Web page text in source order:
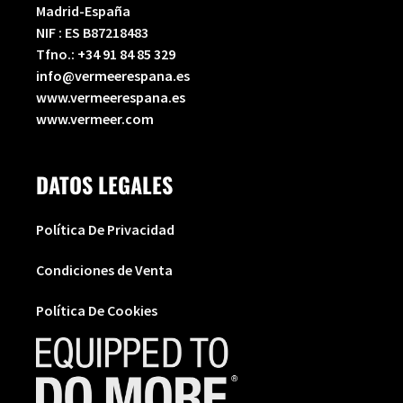
Madrid-España
NIF : ES B87218483
Tfno.: +34 91 84 85 329
info@vermeerespana.es
www.vermeerespana.es
www.vermeer.com
DATOS LEGALES
Política De Privacidad
Condiciones de Venta
Política De Cookies